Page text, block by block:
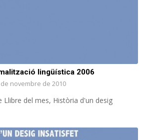
lingüística 2006
novembre de 2010
Llibre del mes, Història d'un desig